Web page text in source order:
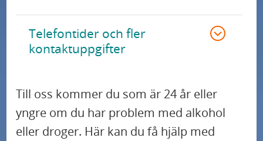
Telefontider och fler
kontaktuppgifter
Till oss kommer du som är 24 år eller
yngre om du har problem med alkohol
eller droger. Här kan du få hjälp med